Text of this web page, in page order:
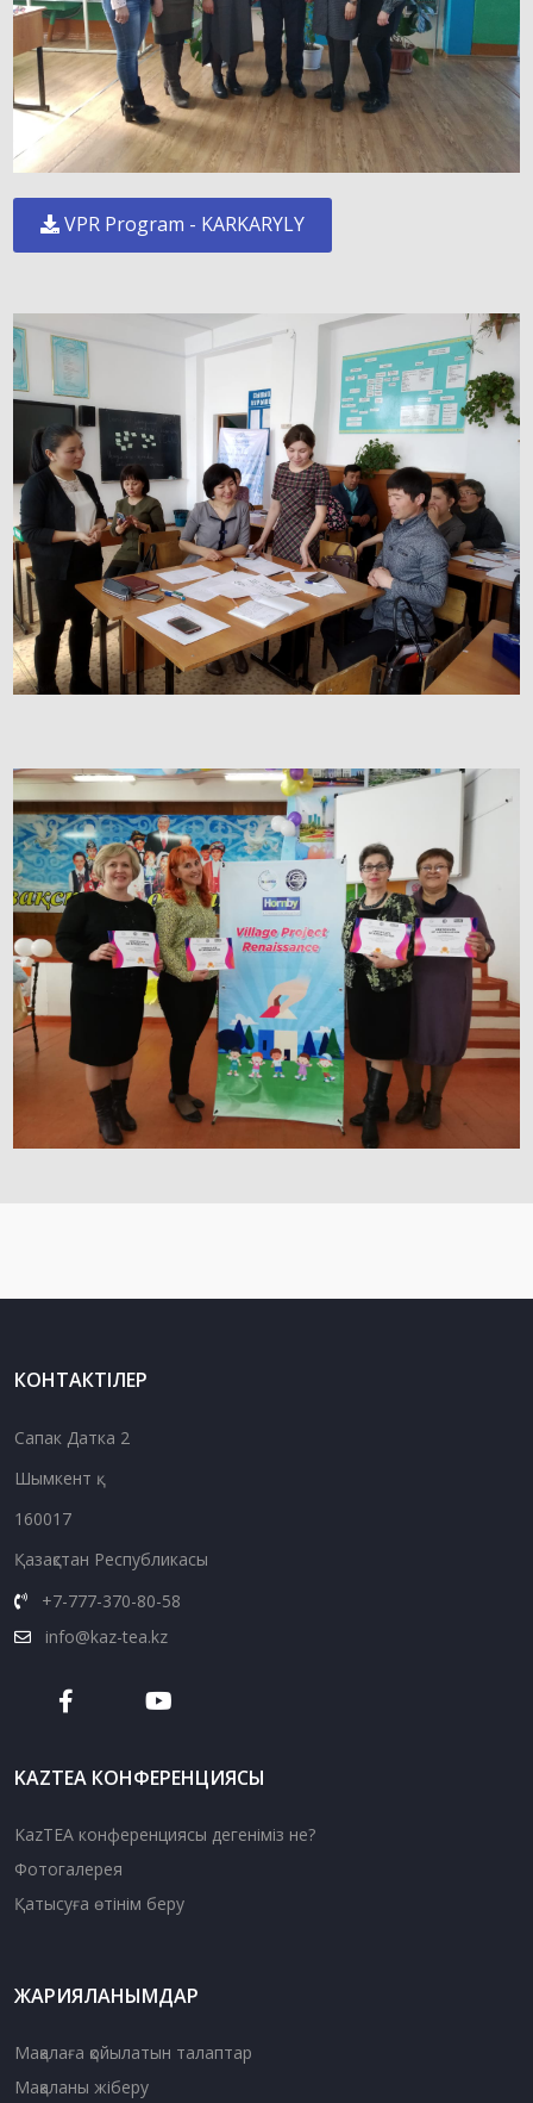
VPR Program - KARKARYLY
КОНТАКТІЛЕР
Сапак Датка 2
Шымкент қ.
160017
Қазақстан Республикасы
+7-777-370-80-58
info@kaz-tea.kz
KAZTEA КОНФЕРЕНЦИЯСЫ
KazTEA конференциясы дегеніміз не?
Фотогалерея
Қатысуға өтінім беру
ЖАРИЯЛАНЫМДАР
Мақалаға қойылатын талаптар
Мақаланы жіберу